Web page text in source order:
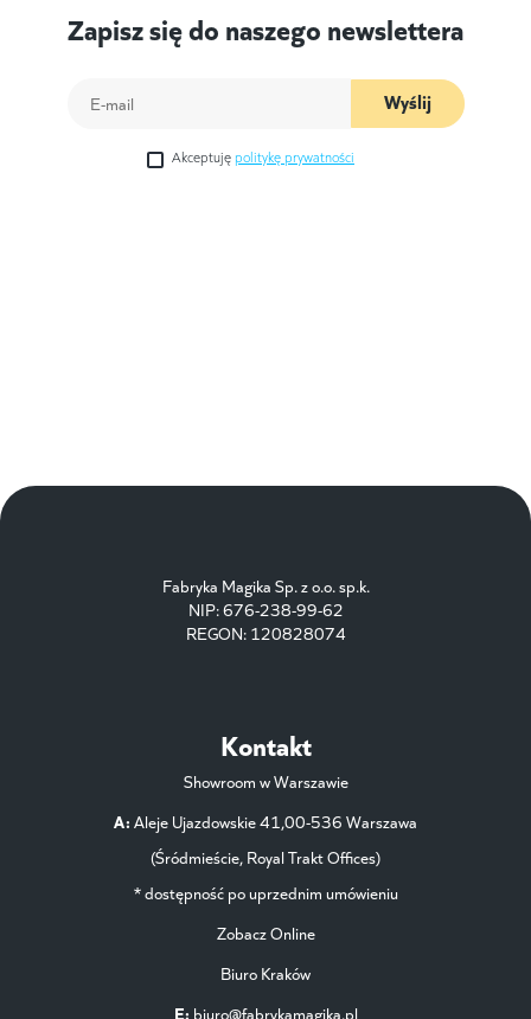
Zapisz się do naszego newslettera
Wyślij
Akceptuję politykę prywatności
Fabryka Magika Sp. z o.o. sp.k.
NIP: 676-238-99-62
REGON: 120828074
Kontakt
Showroom w Warszawie
A: Aleje Ujazdowskie 41,00-536 Warszawa
(Śródmieście, Royal Trakt Offices)
* dostępność po uprzednim umówieniu
Zobacz Online
Biuro Kraków
E: biuro@fabrykamagika.pl